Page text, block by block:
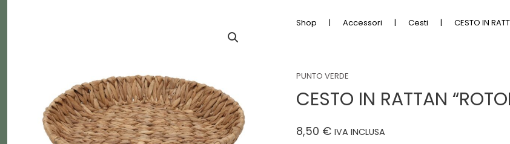
Shop Accessori Cesti CESTO IN
PUNTO VERDE
CESTO IN RATTAN
8,50 € IVA INCLUSA